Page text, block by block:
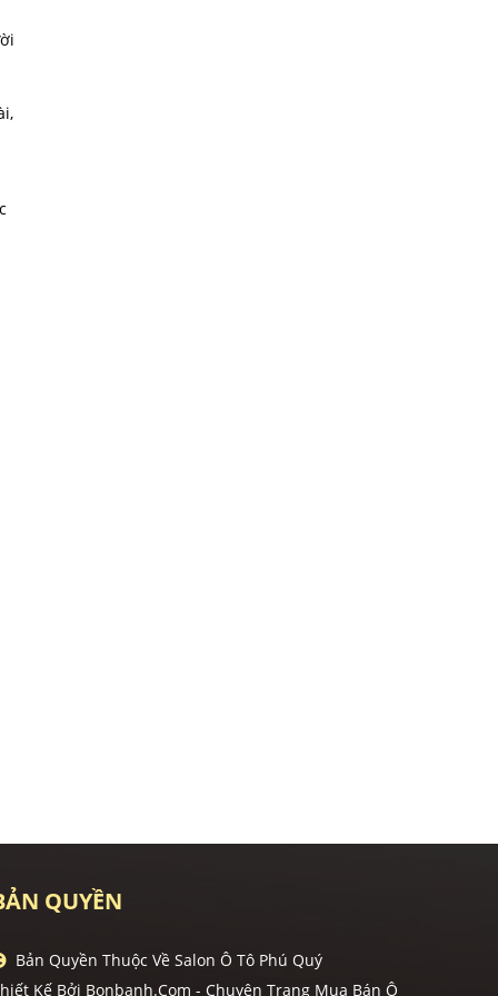
QUYỀN
Bản Quyền Thuộc Về Salon Ô Tô Phú Quý
Kế Bởi Bonbanh.com - Chuyên Trang Mua Bán Ô